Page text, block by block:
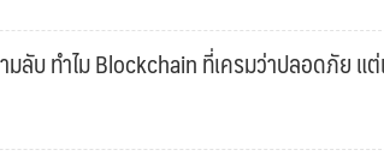
มลับ ทำไม Blockchain ที่เครมว่าปลอดภัย แ